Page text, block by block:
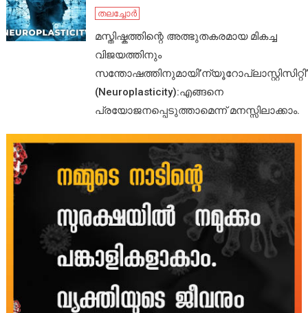
തലച്ചോർ
മസ്തിഷ്കത്തിന്റെ അത്ഭുതകരമായ മികച്ച
വിജയത്തിനും
സന്തോഷത്തിനുമായി’ന്യൂറോപ്ലാസ്റ്റിസിറ്റി’
(Neuroplasticity):എങ്ങനെ
പ്രയോജനപ്പെടുത്താമെന്ന് മനസ്സിലാക്കാം.